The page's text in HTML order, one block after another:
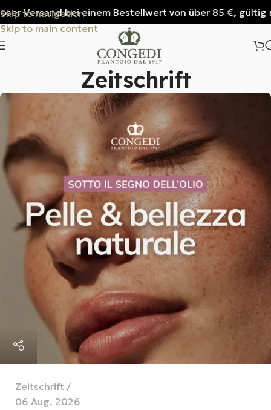
Skip to navigation
Skip to main content
bei einem Bestellwert von über 85 €, gültig nur für
Zeitschrift
Zeitschrift
06 Aug. 2026